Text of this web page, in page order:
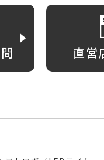
直営